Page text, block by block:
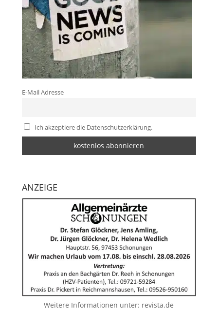
E-Mail Adresse
Ich akzeptiere die Datenschutzerklärung.
ANZEIGE
Weitere Informationen unter: revista.de